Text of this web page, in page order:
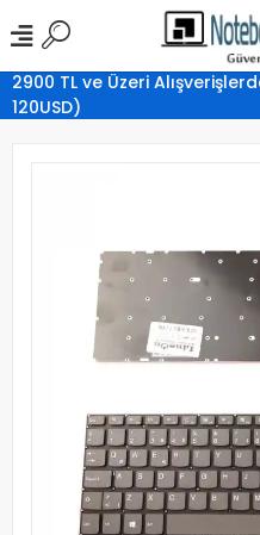
2900 TL ve Üzeri
120USD)